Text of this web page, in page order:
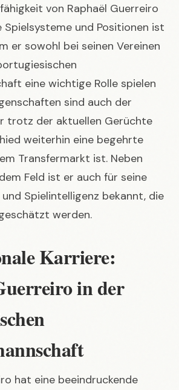
von Raphaël Guerreiro
Spielsysteme und Positionen ist
er sowohl bei seinen Vereinen
eine wichtige Rolle spielen
sind auch der
trotz der aktuellen Gerüchte
weiterhin eine begehrte
Transfermarkt ist. Neben
Feld ist er auch für seine
Spielintelligenz bekannt, die
werden.
Karriere:
in der
hat eine beeindruckende